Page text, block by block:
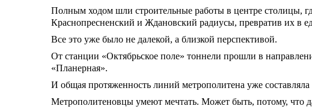
Полным ходом шли строительные работы в центре столицы,
Краснопресненский и Ждановский радиусы, превратив их в
Все это уже было не далекой, а близкой перспективой.
От станции «Октябрьское поле» тоннели прошли в
«Планерная».
И общая протяженность линий метрополитена уже
Метрополитеновцы умеют мечтать. Может быть, потому, что